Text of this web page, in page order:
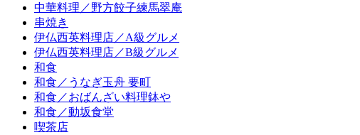
中華料理／野方餃子練馬翠庵
串焼き
伊仏西英料理店／A級グルメ
伊仏西英料理店／B級グルメ
和食
和食／うなぎ玉舟 要町
和食／おばんざい料理鉢や
和食／動坂食堂
喫茶店